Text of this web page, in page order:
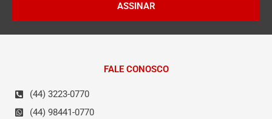
ASSINAR
FALE CONOSCO
(44) 3223-0770
(44) 98441-0770